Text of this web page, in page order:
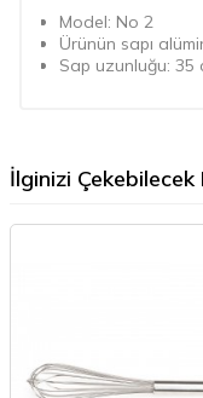
Model: No 2
Ürünün sapı
Sap uzunluğu: 35
İlginizi